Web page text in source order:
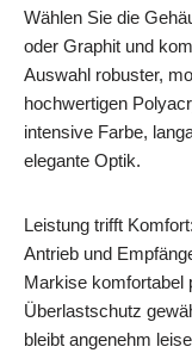
Wählen Sie die
oder Graphit und
Auswahl robuster,
hochwertigen
intensive Farbe,
elegante Optik.
Leistung trifft
Antrieb und
Markise komfortabel
Überlastschutz
bleibt angenehm